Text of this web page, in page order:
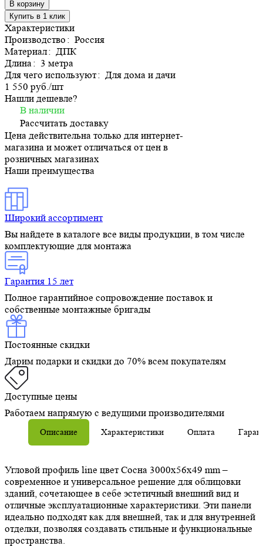
В корзину
Купить в 1 клик
Характеристики
Производство: Россия
Материал: ДПК
Длина: 3 метра
Для чего используют: Для дома и дачи
1 550 руб./шт
Нашли дешевле?
В наличии
Рассчитать доставку
Цена действительна только для интернет-
магазина и может отличаться от цен в
розничных магазинах
Наши преимущества
Широкий ассортимент
Вы найдете в каталоге все виды продукции, в том числе
комплектующие для монтажа
Гарантия 15 лет
Полное гарантийное сопровождение поставок и
собственные монтажные бригады
Постоянные скидки
Дарим подарки и скидки до 70% всем покупателям
Доступные цены
Работаем напрямую с ведущими производителями
Описание Характеристики Оплата
Угловой профиль line цвет Сосна 3000х56х49 mm –
современное и универсальное решение для облицовки
зданий, сочетающее в себе эстетичный внешний вид и
отличные эксплуатационные характеристики. Эти панели
идеально подходят как для внешней, так и для внутренней
отделки, позволяя создавать стильные и функциональные
пространства.